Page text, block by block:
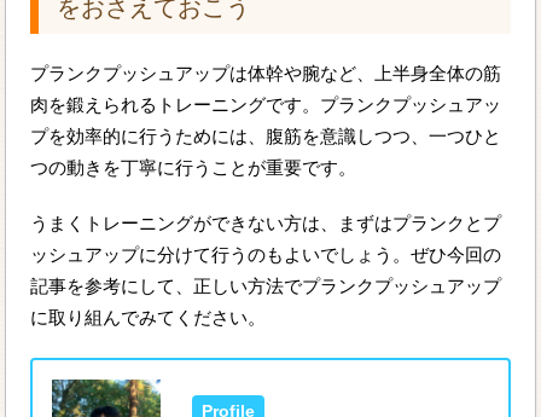
をおさえておこう
プランクプッシュアップは体幹や腕など、上半身全体の筋
肉を鍛えられるトレーニングです。プランクプッシュアッ
プを効率的に行うためには、腹筋を意識しつつ、一つひと
つの動きを丁寧に行うことが重要です。
うまくトレーニングができない方は、まずはプランクとプ
ッシュアップに分けて行うのもよいでしょう。ぜひ今回の
記事を参考にして、正しい方法でプランクプッシュアップ
に取り組んでみてください。